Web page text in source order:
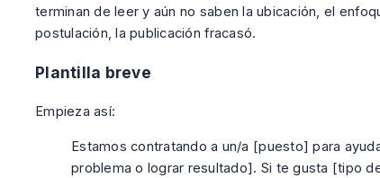
terminan de leer y aún no saben la ubicación, el
postulación, la publicación fracasó.
Plantilla breve
Empieza así:
Estamos contratando a un/a [puesto] para
problema o lograr resultado]. Si te gusta [tipo